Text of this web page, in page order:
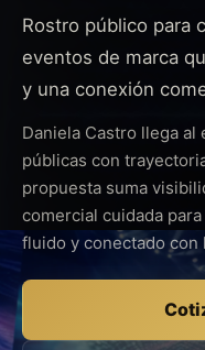
Rostro público para
eventos de marca
y una conexión
Daniela Castro llega
públicas con
propuesta suma
comercial cuidada
fluido y conectado con